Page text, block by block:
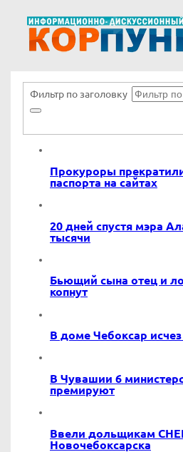
Фильтр по заголовку
Прокуроры
паспорта на сайтах
20 дней спустя мэра
тысячи
Бьющий сына отец и
копнут
В доме Чебоксар
В Чувашии 6
премируют
Ввели дольщикам
Новочебоксарска